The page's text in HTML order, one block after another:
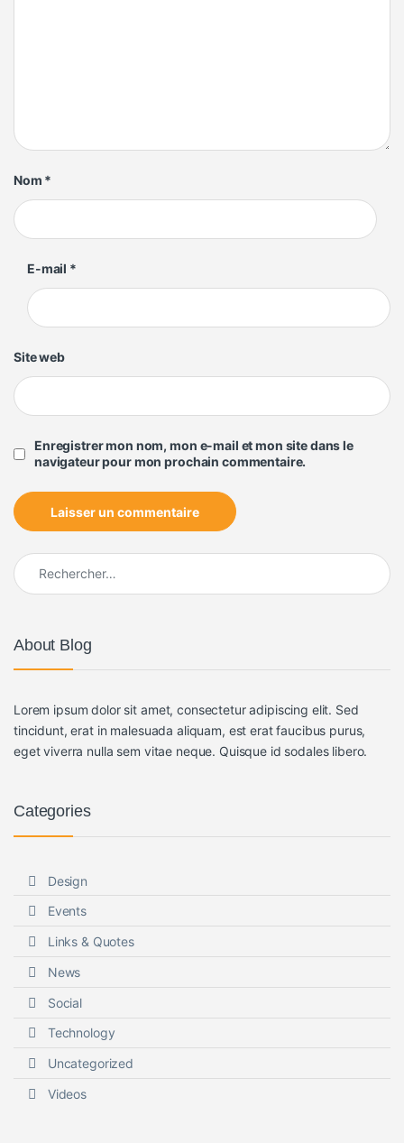
Nom *
E-mail *
Site web
Enregistrer mon nom, mon e-mail et mon site dans le
navigateur pour mon prochain commentaire.
Rechercher :
About Blog
Lorem ipsum dolor sit amet, consectetur adipiscing elit. Sed
tincidunt, erat in malesuada aliquam, est erat faucibus purus,
eget viverra nulla sem vitae neque. Quisque id sodales libero.
Categories
Design
Events
Links & Quotes
News
Social
Technology
Uncategorized
Videos